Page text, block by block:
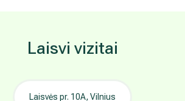
Laisvi vizitai
Laisvės pr. 10A, Vilnius